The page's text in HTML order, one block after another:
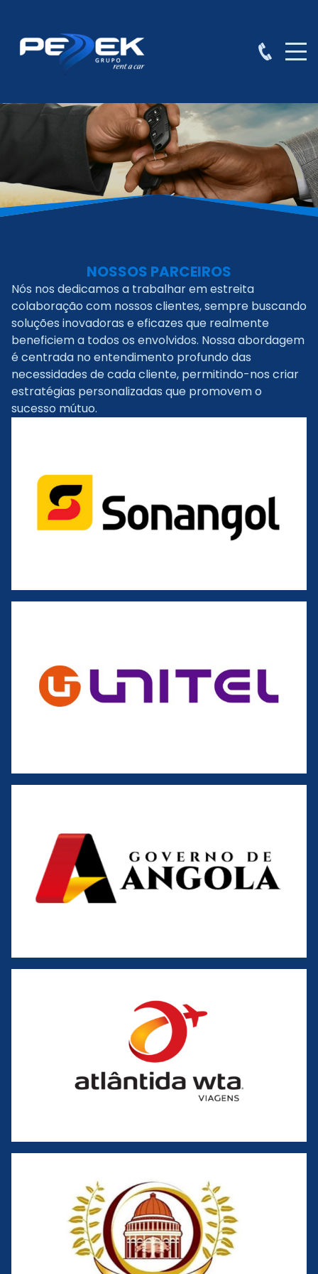
NOSSOS PARCEIROS
Nós nos dedicamos a trabalhar em estreita
colaboração com nossos clientes, sempre buscando
soluções inovadoras e eficazes que realmente
beneficiem a todos os envolvidos. Nossa abordagem
é centrada no entendimento profundo das
necessidades de cada cliente, permitindo-nos criar
estratégias personalizadas que promovem o
sucesso mútuo.